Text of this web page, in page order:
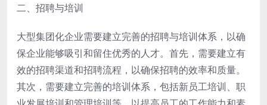
二、招聘与培训
大型集团化企业需要建立完善的招聘与培训体系，以确
保企业能够吸引和留住优秀的人才。首先，需要建立有
效的招聘渠道和招聘流程，以确保招聘的效率和质量。
其次，需要建立完善的培训体系，包括新员工培训、职